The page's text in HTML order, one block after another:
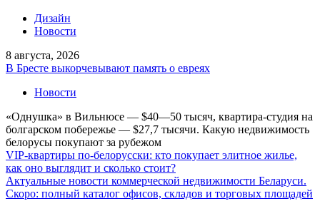
Дизайн
Новости
8 августа, 2026
В Бресте выкорчевывают память о евреях
Новости
«Однушка» в Вильнюсе — $40—50 тысяч, квартира-студия на
болгарском побережье — $27,7 тысячи. Какую недвижимость
белорусы покупают за рубежом
VIP-квартиры по-белорусски: кто покупает элитное жилье,
как оно выглядит и сколько стоит?
Актуальные новости коммерческой недвижимости Беларуси.
Скоро: полный каталог офисов, складов и торговых площадей